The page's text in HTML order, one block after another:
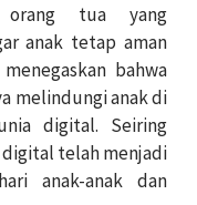
orang tua yang
anak tetap aman
bahwa
melindungi anak di
digital. Seiring
telah menjadi
anak-anak dan